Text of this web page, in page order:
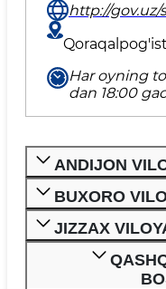
http://gov.uz/
Har oyning
dan 18:00
ANDIJON
BUXORO
JIZZAX